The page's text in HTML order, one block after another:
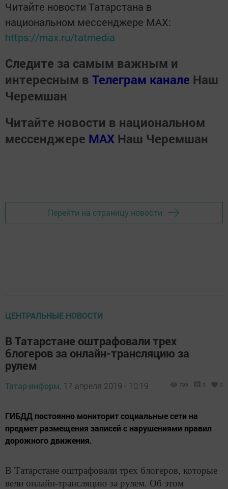
Читайте новости Татарстана в
национальном мессенджере MАХ:
https://max.ru/tatmedia
Следите за самым важным и
интересным в Телеграм канале Наш
Черемшан
Читайте новости в национальном
мессенджере MАХ Наш Черемшан
Перейти на страницу новости
ЦЕНТРАЛЬНЫЕ НОВОСТИ
В Татарстане оштрафовали трех
блогеров за онлайн-трансляцию за
рулем
Татар-информ, 17 апреля 2019 - 10:19 793 0 0
ГИБДД постоянно мониторит социальные сети на
предмет размещения записей с нарушениями правил
дорожного движения.
В Татарстане оштрафовали трех блогеров, которые
вели онлайн-трансляцию за рулем. Об этом